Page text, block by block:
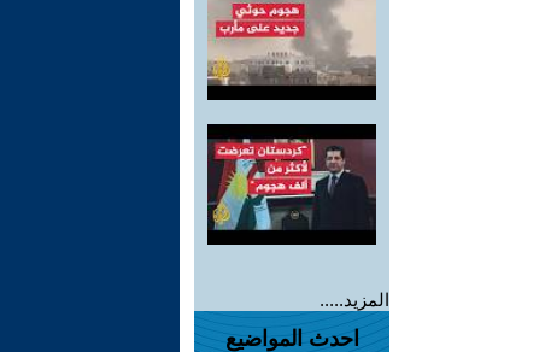
المزيد.....
احدث المواضيع